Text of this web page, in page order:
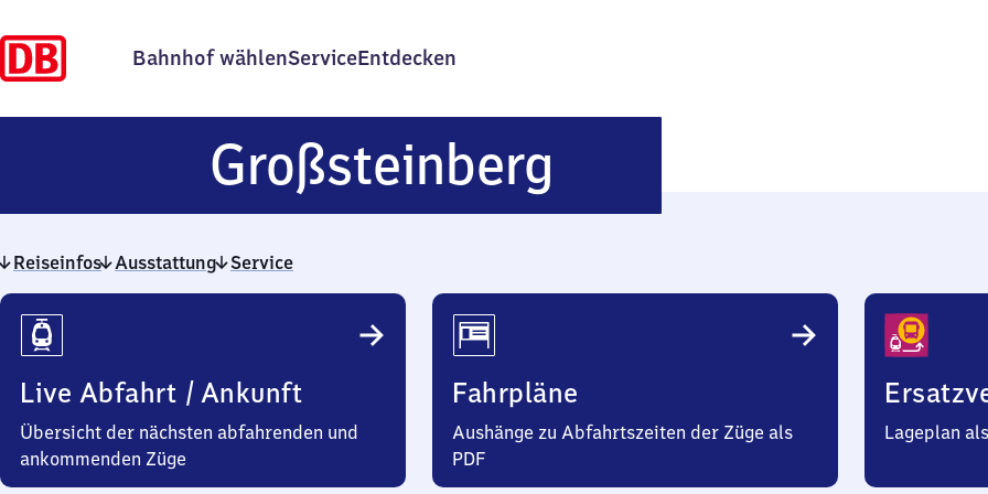
Bahnhof wählenServiceEntdecken
Großsteinberg
Reiseinfos Ausstattung Service
Reiseinfos
Live Abfahrt / Ankunft
Übersicht der nächsten abfahrenden und
ankommenden Züge
Fahrpläne
Aushänge zu Abfahrtszeiten der Züge als
PDF
Lageplan